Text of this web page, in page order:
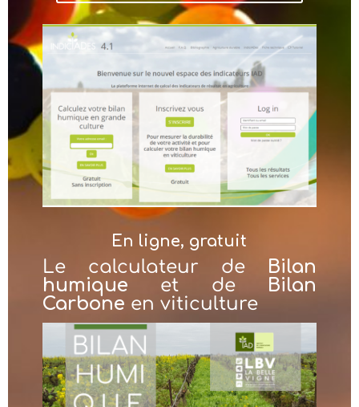
En ligne, gratuit
Le calculateur de
Bilan
humique et de
Bilan
Carbone en viticulture